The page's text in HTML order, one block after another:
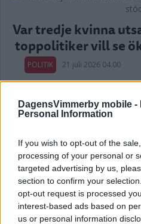
DagensVimmerby mobile -
Personal Information
If you wish to opt-out of the
processing of your personal or
targeted advertising by us,
section to confirm your
opt-out request is processed
interest-based ads based on
us or personal information
Var tredje kvinna
toppolitiker vill se
POLITIK 21 juli 2026 04.00
Annons:
Kalmar län förlorar
– lokala politikerna
POLITIK 19 juli 2026 12.00